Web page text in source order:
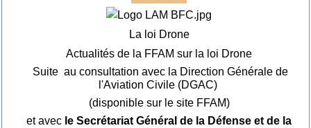
La loi Drone
Actualités de la FFAM sur la loi Drone
Suite au consultation avec la Direction Générale de
l'Aviation Civile (DGAC)
(disponible sur le site FFAM)
et avec le Secrétariat Général de la Défense et de la